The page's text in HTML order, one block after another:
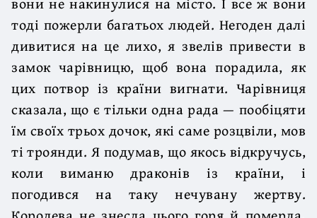
тоді пожерли багатьох людей. Негоден далі
дивитися на це лихо, я звелів привести в
замок чарівницю, щоб вона порадила, як
цих потвор із країни вигнати. Чарівниця
сказала, що є тільки одна рада — пообіцяти
їм своїх трьох дочок, які саме розцвіли, мов
ті троянди. Я подумав, що якось відкручусь,
коли виманю драконів із країни, і
погодився на таку нечувану жертву.